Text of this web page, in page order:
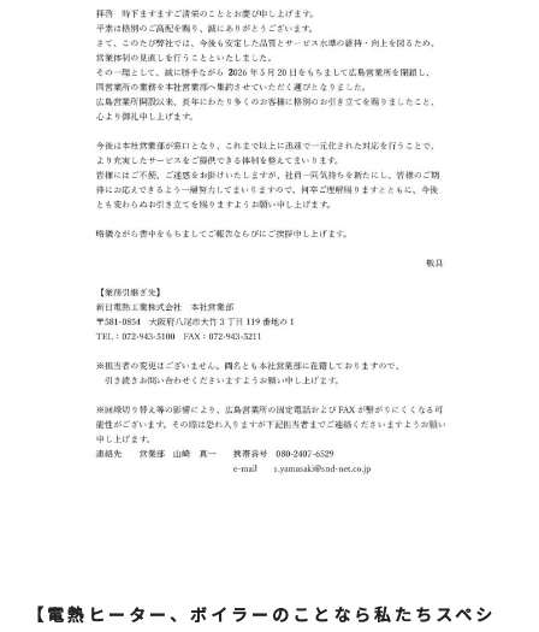
【電熱ヒーター、ボイラーのことなら私たちスペシ